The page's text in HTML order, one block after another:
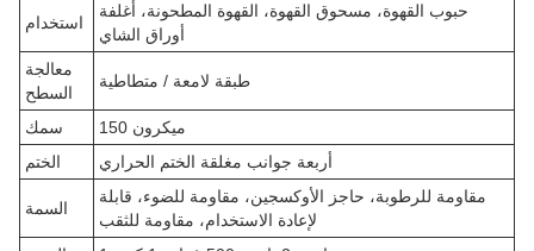
استخدام
حبوب القهوة، مسحوق القهوة، القهوة المطحونة، أغلفة
أوراق الشاي
معالجة
السطح
طبقة لامعة / متطاطية
سمك
150 ميكرون
الختم
أربعة جوانب مغلقة الختم الحراري
السمة
مقاومة للرطوبة، حاجز الأوكسجين، مقاومة للضوء، قابلة
لإعادة الاستخدام، مقاومة للثقب